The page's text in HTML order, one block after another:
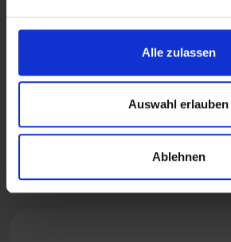
Alle zulassen
Auswahl erlauben
Ablehnen
Das könnte Dir auch